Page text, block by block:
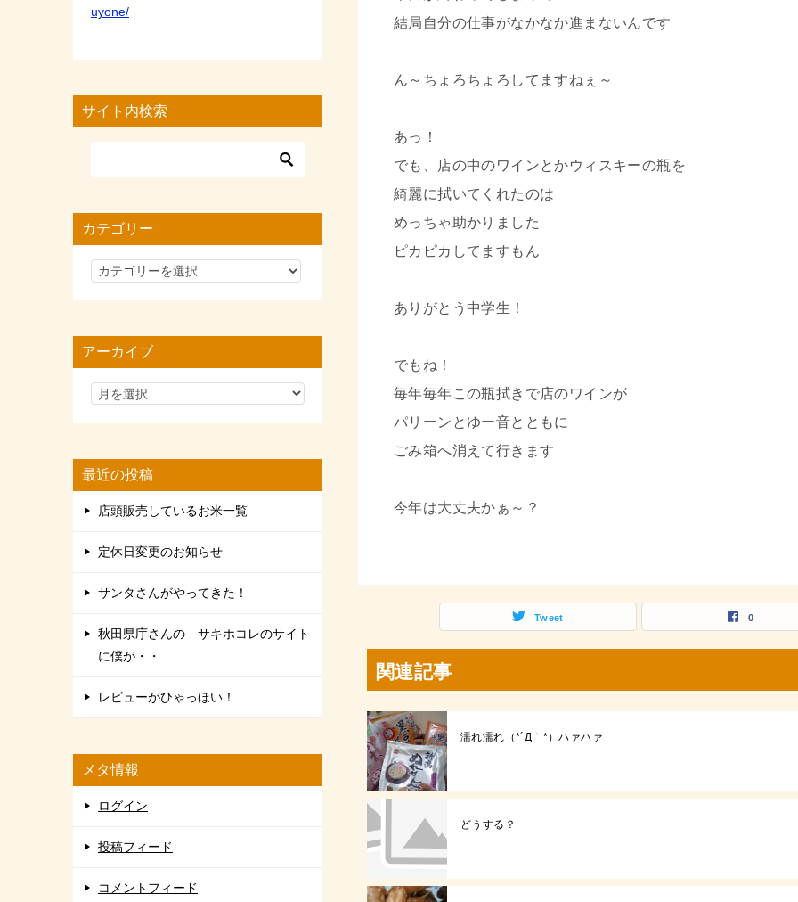
結局自分の仕事がなかなか進まないんです
ん～ちょろちょろしてますねぇ～
あっ！
でも、店の中のワインとかウィスキーの瓶を
綺麗に拭いてくれたのは
めっちゃ助かりました
ピカピカしてますもん
ありがとう中学生！
でもね！
毎年毎年この瓶拭きで店のワインが
パリーンとゆー音とともに
ごみ箱へ消えて行きます
今年は大丈夫かぁ～？
Tweet 0
関連記事
濡れ濡れ（*´Д｀*）ハァハァ
どうする？
uyone/
サイト内検索
カテゴリー
カ
リ
アーカイブ
最近の投稿
店頭販売しているお米一覧
定休日変更のお知らせ
サンタさんがやってきた！
秋田県庁さんの サキホコレのサイト
に僕が・・
レビューがひゃっほい！
メタ情報
ログイン
投稿フィード
コメントフィード